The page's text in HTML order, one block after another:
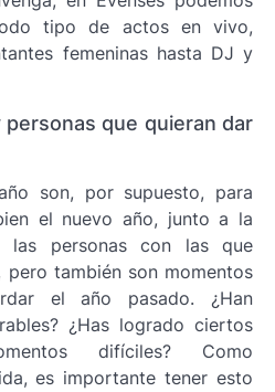
tipo de actos en vivo,
femeninas hasta DJ y
que quieran dar
son, por supuesto, para
el nuevo año, junto a la
las personas con las que
también son momentos
el año pasado. ¿Han
¿Has logrado ciertos
difíciles? Como
es importante tener esto